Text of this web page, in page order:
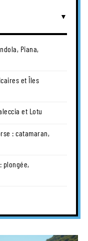
Piana,
et Îles
et Lotu
: catamaran,
plongée,